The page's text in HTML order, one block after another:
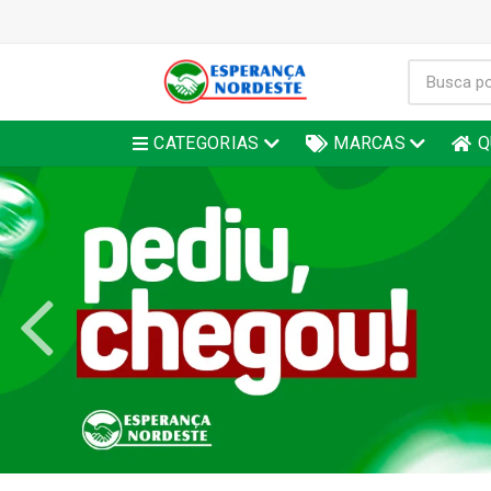
CATEGORIAS MARCAS